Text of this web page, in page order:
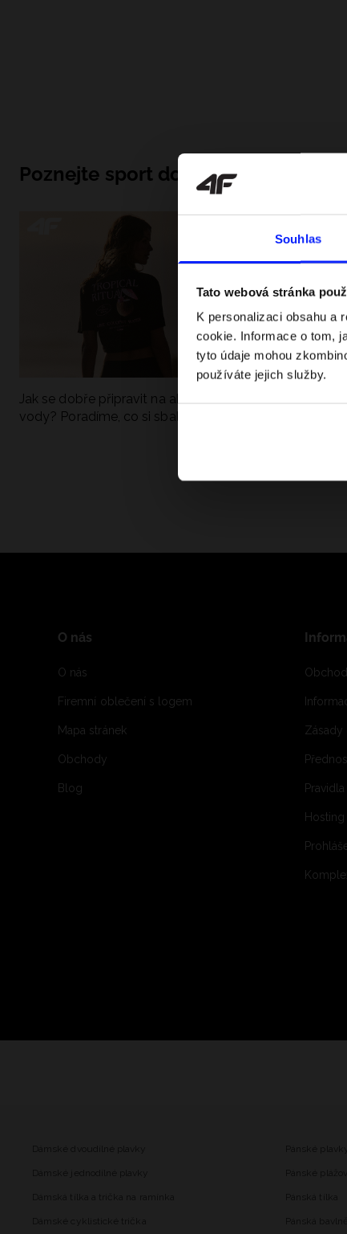
Souhlas
Tato webová stránka
K personalizaci obsahu a
cookie. Informace o tom,
tyto údaje mohou
používáte jejich služby.
Poznejte sport do hloubky
Jak se dobře připravit na aktivní den u
vody? Poradíme, co si sbalit
kategorie?
O nás
O nás
Firemní oblečení s logem
Mapa stránek
Obchody
Blog
Zásady
Hosting